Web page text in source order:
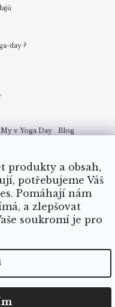
produkty a obsah,
potřebujeme Váš
Pomáhají nám
a zlepšovat
soukromí je pro
day ?
My v Yoga Day
Blog
práva vyhrazena.